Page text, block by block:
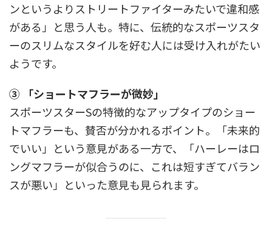
ンというよりストリートファイターみたいで違和感
がある」と思う人も。特に、伝統的なスポーツスタ
ーのスリムなスタイルを好む人には受け入れがたい
ようです。
③ 「ショートマフラーが微妙」
スポーツスターSの特徴的なアップタイプのショー
トマフラーも、賛否が分かれるポイント。「未来的
でいい」という意見がある一方で、「ハーレーはロ
ングマフラーが似合うのに、これは短すぎてバラン
スが悪い」といった意見も見られます。